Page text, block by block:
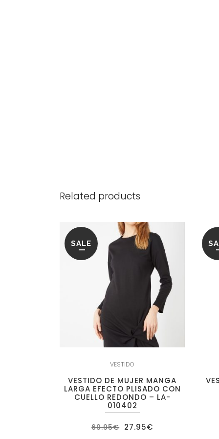
Related products
SALE
VESTIDO
VESTIDO DE MUJER MANGA
LARGA EFECTO PLISADO CON
CUELLO REDONDO – LA-
010402
69.95€ El
precio
27.95€